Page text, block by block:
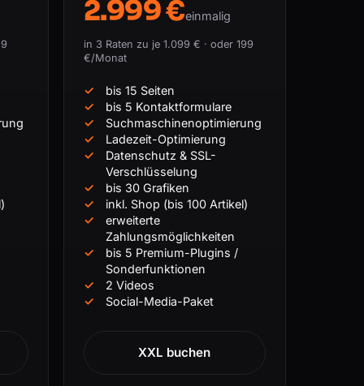
2.999 €einmalig
in 3 Raten zu je 1.099 € · oder 199
€/Monat
bis 15 Seiten
bis 5 Kontaktformulare
Suchmaschinenoptimierung
Ladezeit-Optimierung
Datenschutz & SSL-
Verschlüsselung
bis 30 Grafiken
inkl. Shop (bis 100 Artikel)
erweiterte
Zahlungsmöglichkeiten
bis 5 Premium-Plugins /
Sonderfunktionen
2 Videos
Social-Media-Paket
XXL buchen